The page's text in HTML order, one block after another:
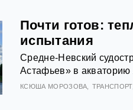
Почти готов:
испытания
Средне-Невский
Астафьев» в
КСЮША МОРОЗОВА ТРАНСПОРТ